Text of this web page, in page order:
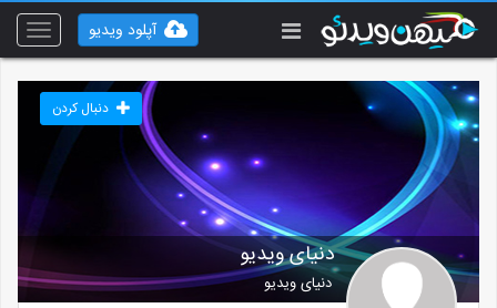
Toggle
آپلود ویدیو
دنیای ویدیو
دنیای ویدیو
دنبال کردن